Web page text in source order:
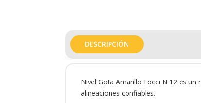
DESCRIPCIÓN
Nivel Gota Amarillo Focci N 12 es un
alineaciones confiables.